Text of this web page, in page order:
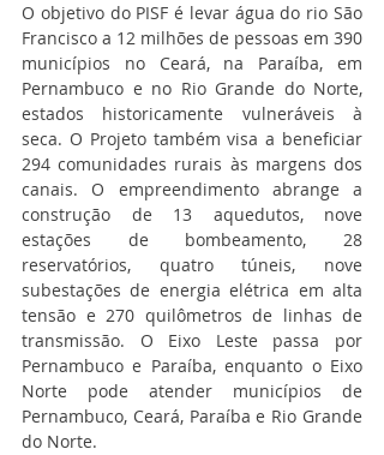
O objetivo do PISF é levar água do rio São
Francisco a 12 milhões de pessoas em 390
municípios no Ceará, na Paraíba, em
Pernambuco e no Rio Grande do Norte,
estados historicamente vulneráveis à
seca. O Projeto também visa a beneficiar
294 comunidades rurais às margens dos
canais. O empreendimento abrange a
construção de 13 aquedutos, nove
estações de bombeamento, 28
reservatórios, quatro túneis, nove
subestações de energia elétrica em alta
tensão e 270 quilômetros de linhas de
transmissão. O Eixo Leste passa por
Pernambuco e Paraíba, enquanto o Eixo
Norte pode atender municípios de
Pernambuco, Ceará, Paraíba e Rio Grande
do Norte.